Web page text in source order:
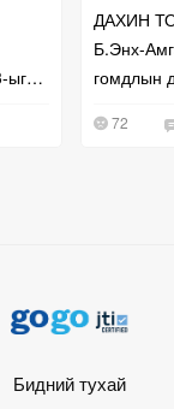
ыг
ДАХИН
Б.Энх-
гомдлын
өгчээ
72
Бидний тухай